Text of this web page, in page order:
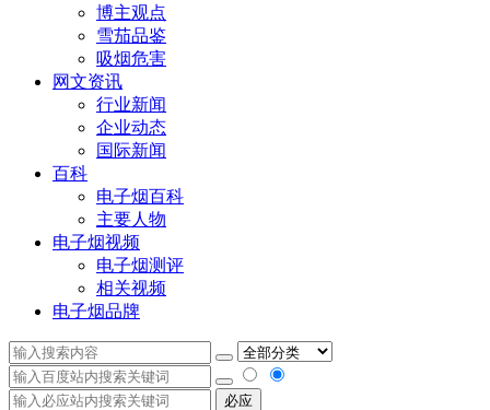
博主观点
雪茄品鉴
吸烟危害
网文资讯
行业新闻
企业动态
国际新闻
百科
电子烟百科
主要人物
电子烟视频
电子烟测评
相关视频
电子烟品牌
必应